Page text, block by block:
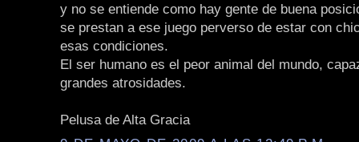
y no se entiende como hay gente de buena
se prestan a ese juego perverso de estar con
esas condiciones.
El ser humano es el peor animal del mundo,
grandes atrosidades.
Pelusa de Alta Gracia